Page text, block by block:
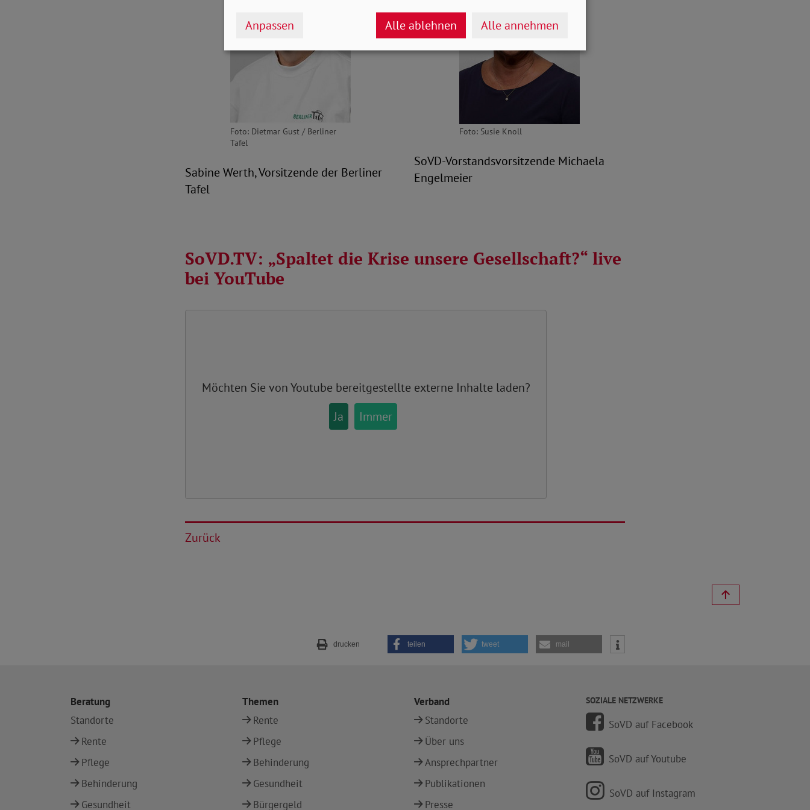
Foto: Dietmar Gust / Berliner
Tafel
Sabine Werth, Vorsitzende der Berliner
Tafel
Foto: Susie Knoll
SoVD-Vorstandsvorsitzende Michaela
Engelmeier
SoVD.TV: „Spaltet die Krise unsere Gesellschaft?“ live
bei YouTube
Möchten Sie vonYoutube bereitgestellte externe Inhalte laden?
Ja
Immer
Zurück
drucken teilen tweet mail
Beratung
Standorte
Rente
Pflege
Behinderung
Gesundheit
Themen
Rente
Pflege
Behinderung
Gesundheit
Bürgergeld
Verband
Standorte
Über uns
Ansprechpartner
Publikationen
Presse
SOZIALE NETZWERKE
SoVD auf Facebook
SoVD auf Youtube
SoVD auf Instagram
Anpassen Alle ablehnen Alle annehmen